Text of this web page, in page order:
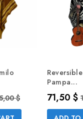
base
$
Pampa...
Precio
71,50 $